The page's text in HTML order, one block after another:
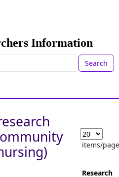
Information
Search
items/page
Research